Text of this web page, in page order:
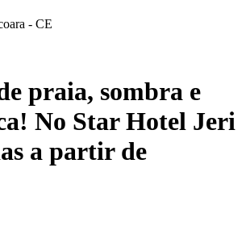
- CE
praia, sombra e
No Star Hotel Jeri
a partir de